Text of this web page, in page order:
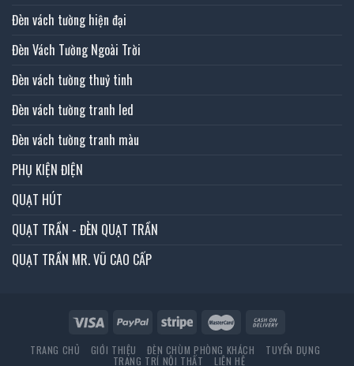
Đèn vách tường hiện đại
Đèn Vách Tường Ngoài Trời
Đèn vách tường thuỷ tinh
Đèn vách tường tranh led
Đèn vách tường tranh màu
PHỤ KIỆN ĐIỆN
QUẠT HÚT
QUẠT TRẦN - ĐÈN QUẠT TRẦN
QUẠT TRẦN MR. VŨ CAO CẤP
TRANG CHỦ GIỚI THIỆU ĐÈN CHÙM PHÒNG KHÁCH TUYỂN DỤNG
TRANG TRÍ NỘI THẤT LIÊN HỆ